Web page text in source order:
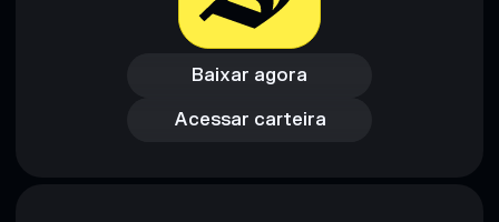
Baixar agora
Baixar agora
Acessar carteira
Acessar carteira